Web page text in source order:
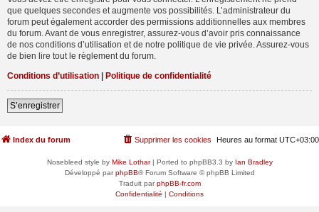
que quelques secondes et augmente vos possibilités. L’administrateur du
forum peut également accorder des permissions additionnelles aux membres
du forum. Avant de vous enregistrer, assurez-vous d’avoir pris connaissance
de nos conditions d’utilisation et de notre politique de vie privée. Assurez-vous
de bien lire tout le règlement du forum.
Conditions d’utilisation | Politique de confidentialité
S’enregistrer
Index du forum Heures au format UTC+03:00
Supprimer les cookies
Nosebleed style by Mike Lothar| Ported to phpBB3.3 by Ian Bradley
Développé parphpBB® Forum Software © phpBB Limited
Traduit parphpBB-fr.com
Confidentialité | Conditions